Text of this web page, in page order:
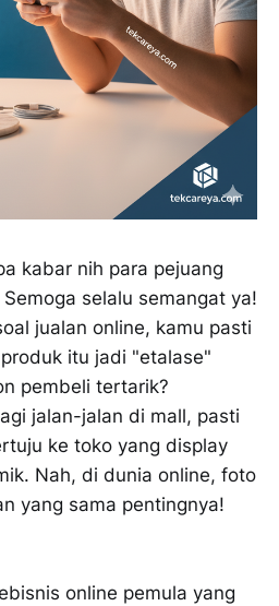
kabar nih para pejuang
selalu semangat ya!
jualan online, kamu pasti
itu jadi "etalase"
pembeli tertarik?
jalan-jalan di mall, pasti
ke toko yang display
Nah, di dunia online, foto
yang sama pentingnya!
online pemula yang